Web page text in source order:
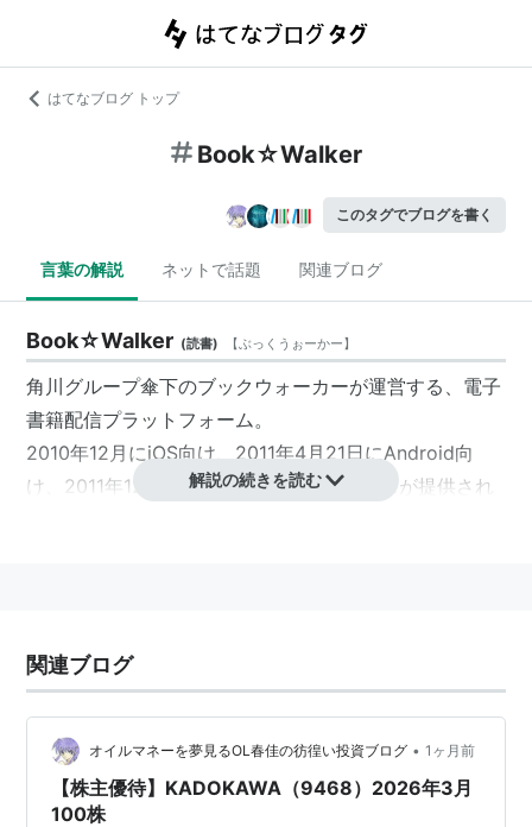
はてなブログ トップ
Book☆Walker
このタグでブログを書く
言葉の解説 ネットで話題 関連ブログ
Book☆Walker (読書) 【ぶっくうぉーかー】
角川グループ傘下のブックウォーカーが運営する、電子
書籍配信プラットフォーム。
2010年12月にiOS向け、2011年4月21日にAndroid向
け、2011年12月14日にPC向け販売サービスが提供され
解説の続きを読む
関連ブログ
オイルマネーを夢見るOL春佳の彷徨い投資ブログ • 1ヶ月前
【株主優待】KADOKAWA（9468）2026年3月
100株